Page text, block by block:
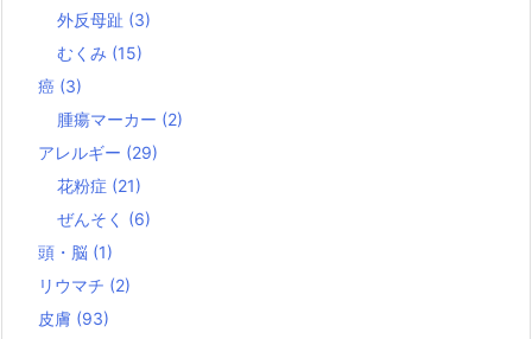
外反母趾 (3)
むくみ (15)
癌 (3)
腫瘍マーカー (2)
アレルギー (29)
花粉症 (21)
ぜんそく (6)
頭・脳 (1)
リウマチ (2)
皮膚 (93)